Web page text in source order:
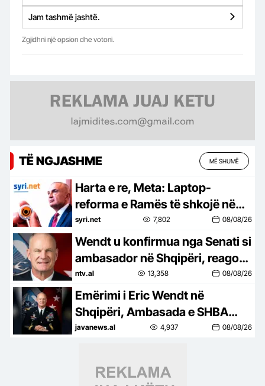
Jam tashmë jashtë.
Zgjidhni një opsion dhe votoni.
TË NGJASHME MË SHUMË
Harta e re, Meta: Laptop-
reforma e Ramës të shkojë në
referendum. Turp për deputetët
e PS u kthyen shpinën votuesve
syri.net 7,802 08/08/26
Wendt u konfirmua nga Senati si
ambasador në Shqipëri, reagon
Ambasada Amerikane në Tiranë
ntv.al 13,358 08/08/26
Emërimi i Eric Wendt në
Shqipëri, Ambasada e SHBA
tregon tre prioritetet: Do
dhe…!
javanews.al 4,937 08/08/26